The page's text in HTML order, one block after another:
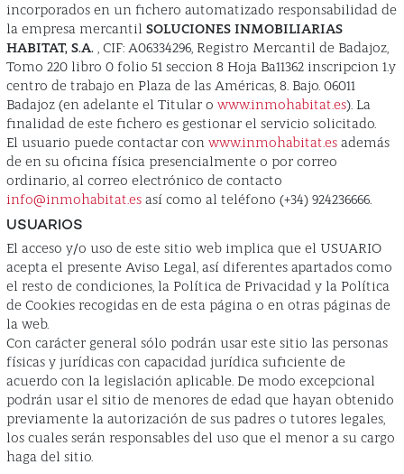
incorporados en un fichero automatizado responsabilidad de
la empresa mercantil SOLUCIONES INMOBILIARIAS
HABITAT, S.A., CIF: A06334296, Registro Mercantil de Badajoz,
Tomo 220 libro 0 folio 51 seccion 8 Hoja Ba11362 inscripcion 1.y
centro de trabajo en Plaza de las Américas, 8. Bajo. 06011
Badajoz (en adelante el Titular o www.inmohabitat.es). La
finalidad de este fichero es gestionar el servicio solicitado.
El usuario puede contactar con www.inmohabitat.esademás
de en su oficina física presencialmente o por correo
ordinario, al correo electrónico de contacto
info@inmohabitat.esasí como al teléfono (+34) 924236666.
USUARIOS
El acceso y/o uso de este sitio web implica que el USUARIO
acepta el presente Aviso Legal, así diferentes apartados como
el resto de condiciones, la Política de Privacidad y la Política
de Cookies recogidas en de esta página o en otras páginas de
la web.
Con carácter general sólo podrán usar este sitio las personas
físicas y jurídicas con capacidad jurídica suficiente de
acuerdo con la legislación aplicable. De modo excepcional
podrán usar el sitio de menores de edad que hayan obtenido
previamente la autorización de sus padres o tutores legales,
los cuales serán responsables del uso que el menor a su cargo
haga del sitio.